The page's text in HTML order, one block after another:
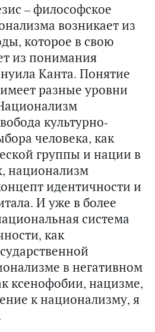
– философское
возникает из
которое в свою
из понимания
Канта. Понятие
разные уровни
культурно-
человека, как
группы и нации в
национализм
идентичности и
И уже в более
система
как
в негативном
ксенофобии, нацизме,
к национализму, я